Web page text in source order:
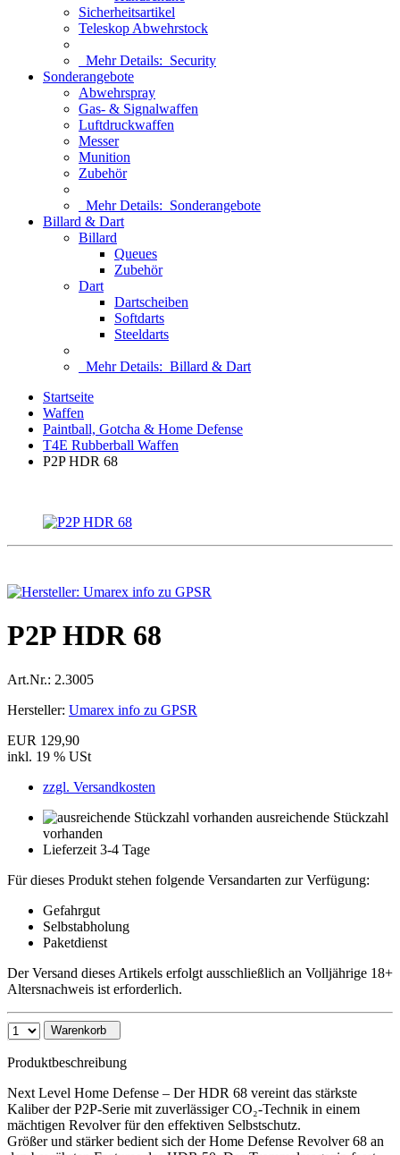
Sicherheitsartikel
Teleskop Abwehrstock
Mehr Details: Security
Sonderangebote
Abwehrspray
Gas- & Signalwaffen
Luftdruckwaffen
Messer
Munition
Zubehör
Mehr Details: Sonderangebote
Billard & Dart
Billard
Queues
Zubehör
Dart
Dartscheiben
Softdarts
Steeldarts
Mehr Details: Billard & Dart
Startseite
Waffen
Paintball, Gotcha & Home Defense
T4E Rubberball Waffen
P2P HDR 68
P2P HDR 68
Art.Nr.: 2.3005
Hersteller: Umarex info zu GPSR
EUR 129,90
inkl. 19 % USt
zzgl. Versandkosten
ausreichende Stückzahl
vorhanden
Lieferzeit 3-4 Tage
Für dieses Produkt stehen folgende Versandarten zur Verfügung:
Gefahrgut
Selbstabholung
Paketdienst
Der Versand dieses Artikels erfolgt ausschließlich an Volljährige 18+
Altersnachweis ist erforderlich.
Warenkorb
Produktbeschreibung
Next Level Home Defense – Der HDR 68 vereint das stärkste
Kaliber der P2P-Serie mit zuverlässiger CO₂-Technik in einem
mächtigen Revolver für den effektiven Selbstschutz.
Größer und stärker bedient sich der Home Defense Revolver 68 an